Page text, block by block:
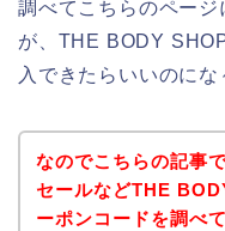
調べてこちらのペー
が、THE BODY
入できたらいいのにな
なのでこちらの記事
セールなどTHE
ーポンコードを調べ